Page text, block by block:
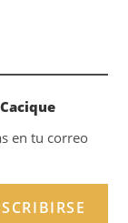
en tu correo